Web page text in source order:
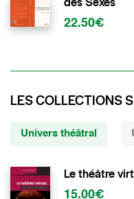
22.50€
LES COLLECTIONS
Univers théâtral
Le théâtre
15.00€